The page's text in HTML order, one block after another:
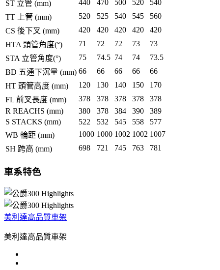
ST 立管 (mm)
440 470 500 520
540
TT 上管 (mm)
520 525 540 545
560
CS 後下叉 (mm)
420 420 420 420
420
HTA 頭管角度(°)
71 72 72 73
73
STA 立管角度(°)
75 74.5 74 74
73.5
BD 五通下沉量 (mm) 66 66 66 66
66
HT 頭管高度 (mm)
120 130 140 150
170
FL 前叉長度 (mm)
378 378 378 378
378
R REACHS (mm)
380 378 384 390
389
S STACKS (mm)
522 532 545 558
577
WB 輪距 (mm)
1000 1000 1002 1002 1007
SH 跨高 (mm)
698 721 745 763 781
車系特色
美利達高品質車架
美利達高品質車架